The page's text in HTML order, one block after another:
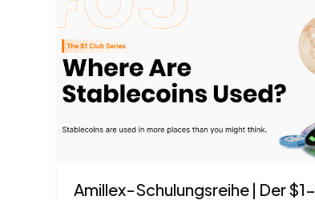
Amillex-Schulungsreihe | Der $1-